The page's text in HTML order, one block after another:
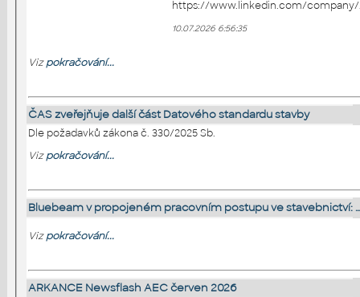
10.07.2026 6:56:35
Vizpokračování...
ČAS zveřejňuje další část Datového standardu stavby
Dle požadavků zákona č. 330/2025 Sb.
Vizpokračování...
Bluebeam v propojeném pracovním postupu ve stavebnictví: …
Vizpokračování...
ARKANCE Newsflash AEC červen 2026